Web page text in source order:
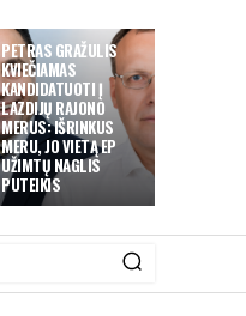
PETRAS GRAŽULIS
KVIEČIAMAS
KANDIDATUOTI Į
LAZDIJŲ RAJONO
MERUS: IŠRINKUS
MERU, JO VIETĄ EP
UŽIMTŲ NAGLIS
PUTEIKIS